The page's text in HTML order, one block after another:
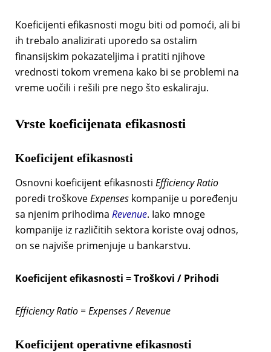
Koeficijenti efikasnosti mogu biti od pomoći, ali bi
ih trebalo analizirati uporedo sa ostalim
finansijskim pokazateljima i pratiti njihove
vrednosti tokom vremena kako bi se problemi na
vreme uočili i rešili pre nego što eskaliraju.
Vrste koeficijenata efikasnosti
Koeficijent efikasnosti
Osnovni koeficijent efikasnosti Efficiency Ratio
poredi troškoveExpenseskompanije u poređenju
sa njenim prihodima Revenue. Iako mnoge
kompanije iz različitih sektora koriste ovaj odnos,
on se najviše primenjuje u bankarstvu.
Koeficijent efikasnosti = Troškovi / Prihodi
Efficiency Ratio = Expenses / Revenue
Koeficijent operativne efikasnosti